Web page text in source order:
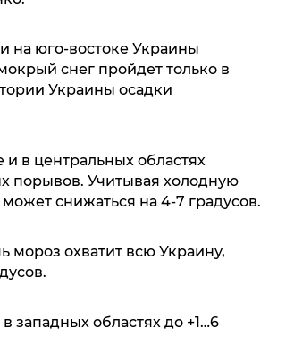
на юго-востоке Украины
снег пройдет только в
Украины осадки
и в центральных областях
порывов. Учитывая холодную
снижаться на 4-7 градусов.
мороз охватит всю Украину,
западных областях до +1…6